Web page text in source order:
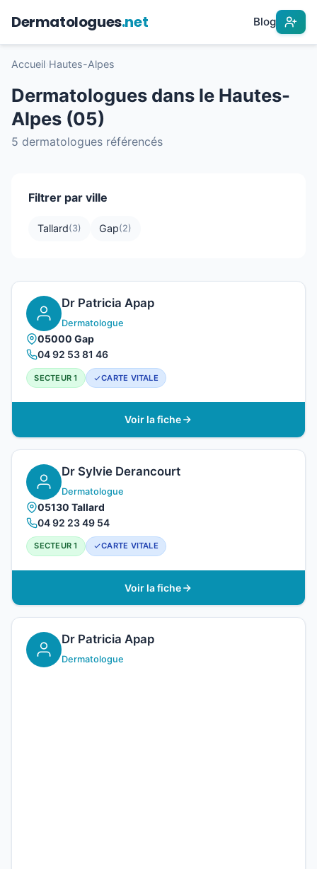
Dermatologues.net Blog
Accueil Hautes-Alpes
Dermatologues dans le Hautes-
Alpes (05)
5 dermatologues référencés
Filtrer par ville
Tallard(3) Gap(2)
Dr Patricia Apap
Dermatologue
05000 Gap
04 92 53 81 46
SECTEUR 1 CARTE VITALE
Voir la fiche
Dr Sylvie Derancourt
Dermatologue
05130 Tallard
04 92 23 49 54
SECTEUR 1 CARTE VITALE
Voir la fiche
Dr Patricia Apap
Dermatologue